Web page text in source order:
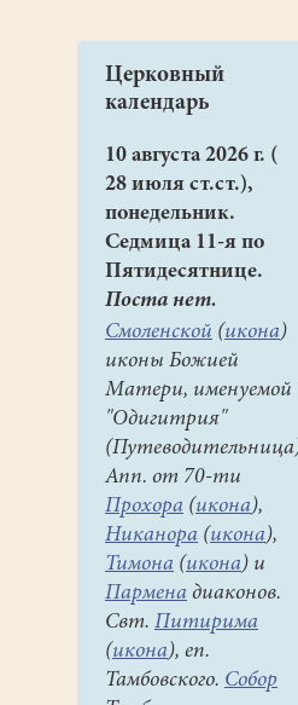
1967
окончил
школу.
закончил
биологический
факультет
Московской
ветеринарной
академии
специальности
биофизика.
Работал
научно-
исследовательском
институте
Церковный
календарь
10 августа 2026 г. (
28 июля ст.ст.),
понедельник.
Седмица 11-я по
Пятидесятнице.
Поста нет.
Смоленской (икона)
иконы Божией
Матери, именуемой
"Одигитрия"
Апп. от 70-ти
Прохора (икона),
Никанора (икона),
Тимона (икона) и
Пармена диаконов.
Свт. Питирима
(икона), еп.
Тамбовского. Собор